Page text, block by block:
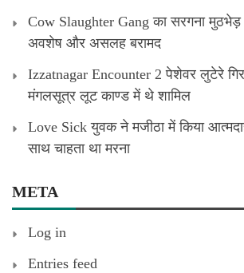
Cow Slaughter Gang का सरगना मुठभेड़
अवशेष और असलह बरामद
Izzatnagar Encounter 2 पेशेवर लुटेरे
मंगलसूत्र लूट काण्‍ड में थे शामिल
Love Sick युवक ने मजीठा में किया
साथ चाहता था मरना
META
Log in
Entries feed